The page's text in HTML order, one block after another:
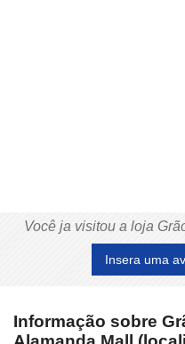
Você ja visitou a loja
Insera uma
Informação sobre